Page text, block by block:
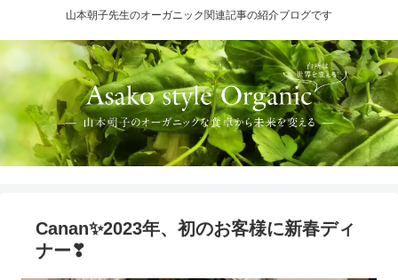
山本朝子先生のオーガニック関連記事の紹介ブログです
Canan✨2023年、初のお客様に新春ディ
ナー❣